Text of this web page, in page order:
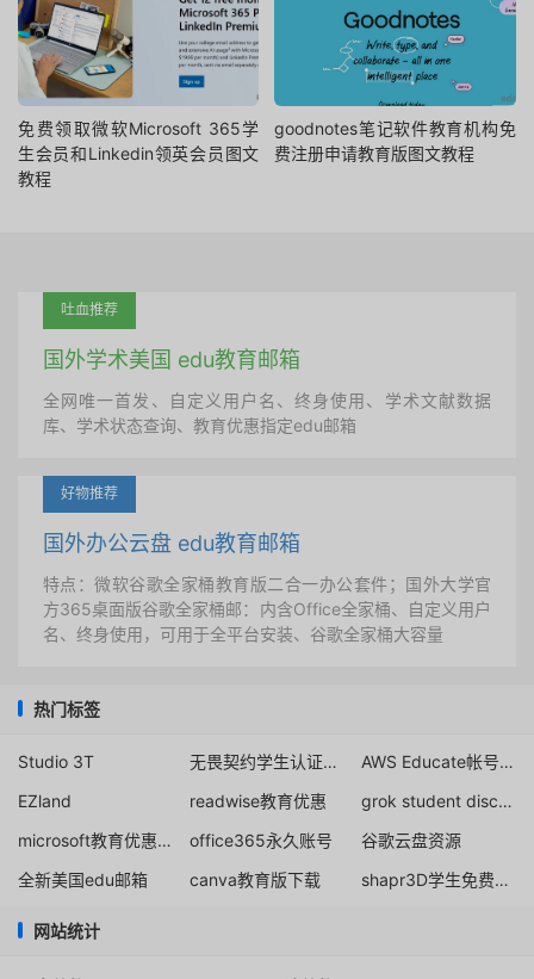
免费领取微软Microsoft 365学
生会员和Linkedin领英会员图文
教程
goodnotes笔记软件教育机构免
费注册申请教育版图文教程
吐血推荐
国外学术美国 edu教育邮箱
全网唯一首发、自定义用户名、终身使用、学术文献数据
库、学术状态查询、教育优惠指定edu邮箱
好物推荐
国外办公云盘 edu教育邮箱
特点：微软谷歌全家桶教育版二合一办公套件；国外大学官
方365桌面版谷歌全家桶邮：内含Office全家桶、自定义用户
名、终身使用，可用于全平台安装、谷歌全家桶大容量
热门标签
Studio 3T 无畏契约学生认证解绑
AWS Educate帐号学生认证
EZland
readwise教育优惠
grok student discount
microsoft教育优惠折扣
office365永久账号
谷歌云盘资源
全新美国edu邮箱
canva教育版下载 shapr3D学生免费申请流程
网站统计